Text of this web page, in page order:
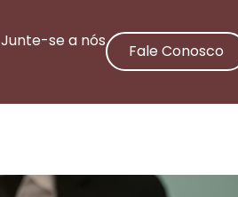
Junte-se a nós
Fale Conosco